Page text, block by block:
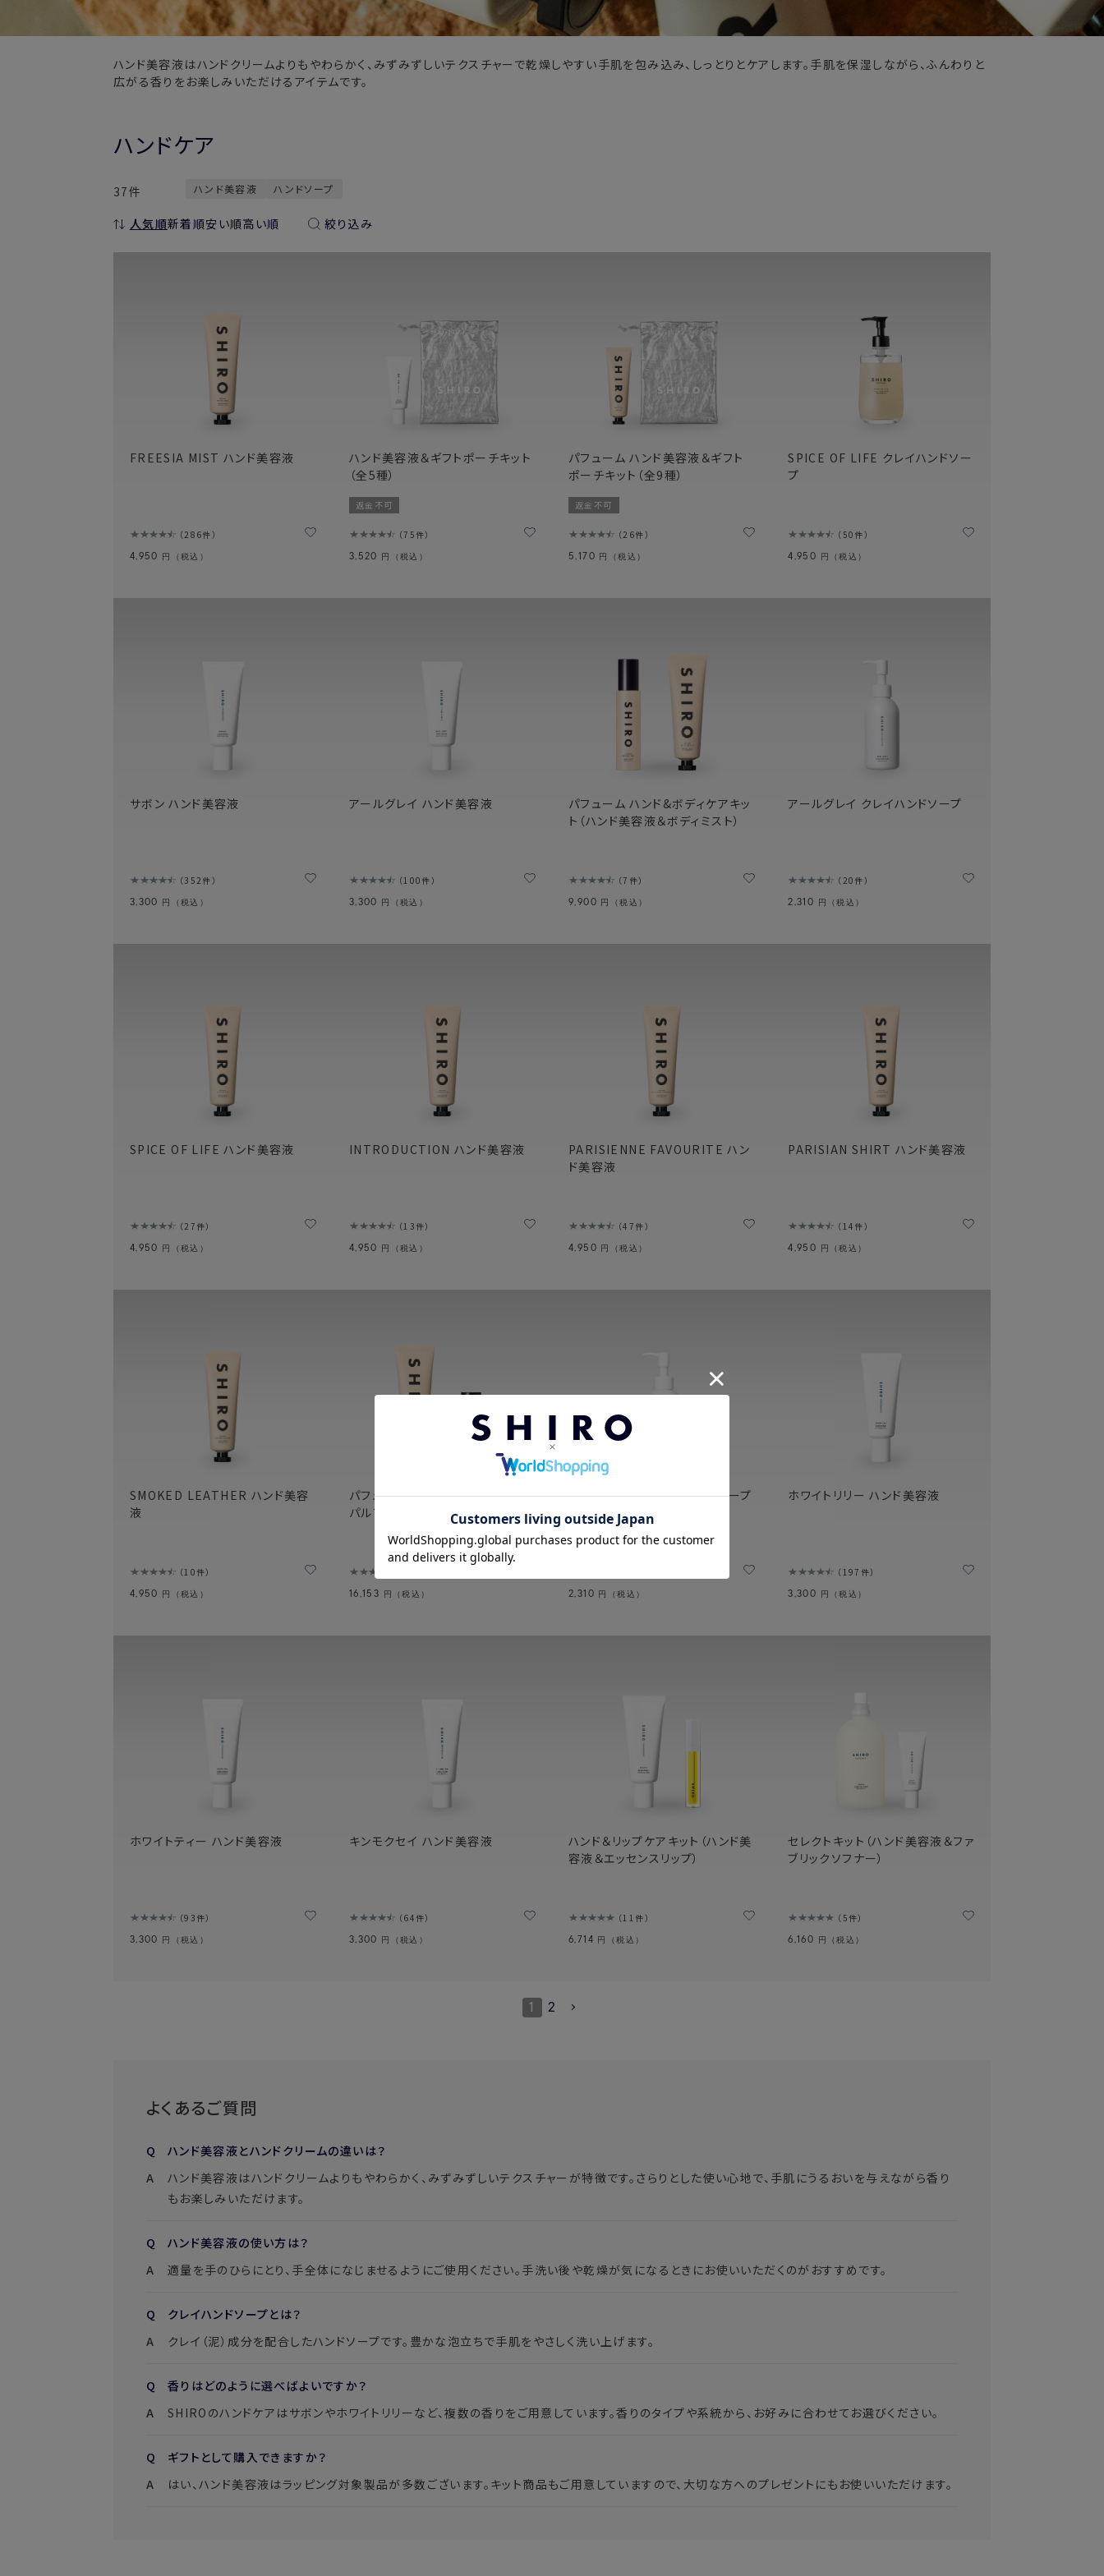
ハンド美容液はハンドクリームよりもやわらかく、みずみずしいテクスチャーで乾燥しやすい手肌を包み込み、しっとりとケアします。手肌を保湿しながら、ふんわりと
広がる香りをお楽しみいただけるアイテムです。
ハンドケア
37件 ハンド美容液 ハンドソープ
人気順新着順安い順高い順 絞り込み
FREESIA MIST ハンド美容液
286件
4,950 円（税込）
ハンド美容液＆ギフトポーチキット
（全5種）
返金不可
75件
3,520 円（税込）
パフューム ハンド美容液＆ギフト
ポーチキット（全9種）
返金不可
26件
5,170 円（税込）
SPICE OF LIFE クレイハンドソー
プ
50件
4,950 円（税込）
サボン ハンド美容液
352件
3,300 円（税込）
アールグレイ ハンド美容液
100件
3,300 円（税込）
パフューム ハンド&ボディケアキッ
ト（ハンド美容液＆ボディミスト）
7件
9,900 円（税込）
アールグレイ クレイハンドソープ
20件
2,310 円（税込）
SPICE OF LIFE ハンド美容液
27件
4,950 円（税込）
INTRODUCTION ハンド美容液
13件
4,950 円（税込）
PARISIENNE FAVOURITE ハン
ド美容液
47件
4,950 円（税込）
PARISIAN SHIRT ハンド美容液
14件
4,950 円（税込）
SMOKED LEATHER ハンド美容
液
10件
4,950 円（税込）
パフュームセレクトキット（オード
パルファン50mL&ハンド美容液）
16,153 円（税込）
ホワイトティー クレイハンドソープ
2,310 円（税込）
ホワイトリリー ハンド美容液
197件
3,300 円（税込）
ホワイトティー ハンド美容液
93件
3,300 円（税込）
キンモクセイ ハンド美容液
64件
3,300 円（税込）
ハンド＆リップケアキット（ハンド美
容液＆エッセンスリップ）
11件
6,714 円（税込）
セレクトキット（ハンド美容液＆ファ
ブリックソフナー）
5件
6,160 円（税込）
1 2
よくあるご質問
ハンド美容液とハンドクリームの違いは？
ハンド美容液はハンドクリームよりもやわらかく、みずみずしいテクスチャーが特徴です。さらりとした使い心地で、手肌にうるおいを与えながら香り
もお楽しみいただけます。
ハンド美容液の使い方は？
適量を手のひらにとり、手全体になじませるようにご使用ください。手洗い後や乾燥が気になるときにお使いいただくのがおすすめです。
クレイハンドソープとは？
クレイ（泥）成分を配合したハンドソープです。豊かな泡立ちで手肌をやさしく洗い上げます。
香りはどのように選べばよいですか？
SHIROのハンドケアはサボンやホワイトリリーなど、複数の香りをご用意しています。香りのタイプや系統から、お好みに合わせてお選びください。
ギフトとして購入できますか？
はい、ハンド美容液はラッピング対象製品が多数ございます。キット商品もご用意していますので、大切な方へのプレゼントにもお使いいただけます。